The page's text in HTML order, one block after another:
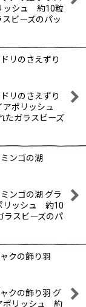
ッシュ 約10粒
ビーズのパッ
リのさえずり
リのさえずり
アポリッシュ
たガラスビーズ
ンゴの湖
ンゴの湖 グラ
リッシュ 約10
ラスビーズのパ
クの飾り羽
クの飾り羽 グ
ポリッシュ 約